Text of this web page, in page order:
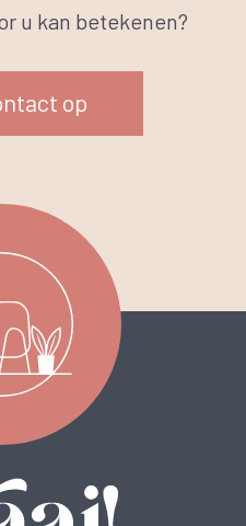
u kan betekenen?
op